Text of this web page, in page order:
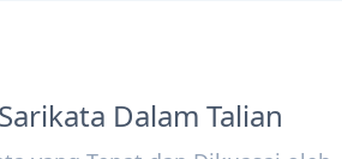
Dalam Talian